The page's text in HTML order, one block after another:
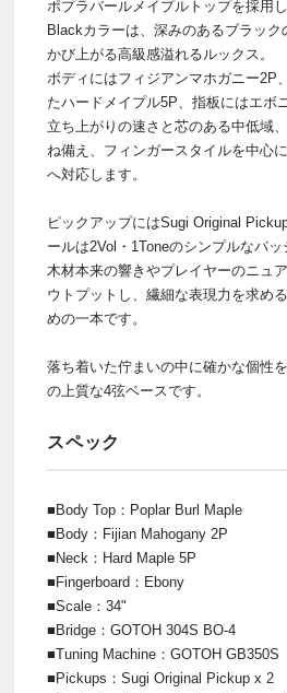
ポプラバールメイプルトップを採用
Blackカラーは、深みのあるブラッ
かび上がる高級感溢れるルックス。
ボディにはフィジアンマホガニー2P
たハードメイプル5P、指板にはエボ
立ち上がりの速さと芯のある中低域
ね備え、フィンガースタイルを中心
へ対応します。
ピックアップにはSugi Original
ールは2Vol・1Toneのシンプルなパッ
木材本来の響きやプレイヤーのニュ
ウトプットし、繊細な表現力を求め
めの一本です。
落ち着いた佇まいの中に確かな個性
の上質な4弦ベースです。
スペック
■Body Top：Poplar Burl Maple
■Body：Fijian Mahogany 2P
■Neck：Hard Maple 5P
■Fingerboard：Ebony
■Scale：34"
■Bridge：GOTOH 304S BO-4
■Tuning Machine：GOTOH GB350S
■Pickups：Sugi Original Pickup x 2